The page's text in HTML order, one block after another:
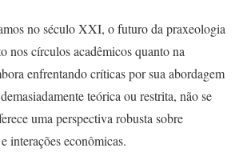
no século XXI, o futuro da praxeologia
nos círculos acadêmicos quanto na
enfrentando críticas por sua abordagem
teórica ou restrita, não se
uma perspectiva robusta sobre
interações econômicas.